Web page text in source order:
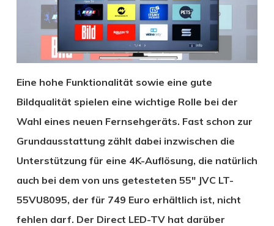
Eine hohe Funktionalität sowie eine gute
Bildqualität spielen eine wichtige Rolle bei der
Wahl eines neuen Fernsehgeräts. Fast schon zur
Grundausstattung zählt dabei inzwischen die
Unterstützung für eine 4K-Auflösung, die natürlich
auch bei dem von uns getesteten 55″ JVC LT-
55VU8095, der für 749 Euro erhältlich ist, nicht
fehlen darf. Der Direct LED-TV hat darüber